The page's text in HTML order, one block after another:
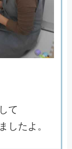
して
ま した よ 。